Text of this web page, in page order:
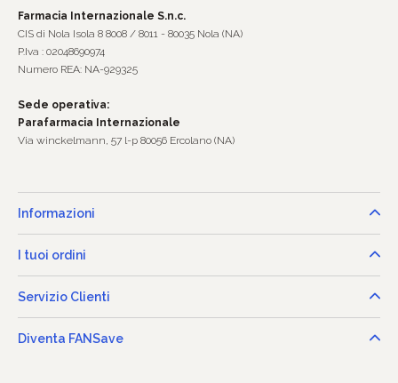
Farmacia Internazionale S.n.c.
CIS di Nola Isola 8 8008 / 8011 - 80035 Nola (NA)
P.Iva : 02048690974
Numero REA: NA-929325
Sede operativa:
Parafarmacia Internazionale
Via winckelmann, 57 l-p 80056 Ercolano (NA)
Informazioni
I tuoi ordini
Servizio Clienti
Diventa FANSave